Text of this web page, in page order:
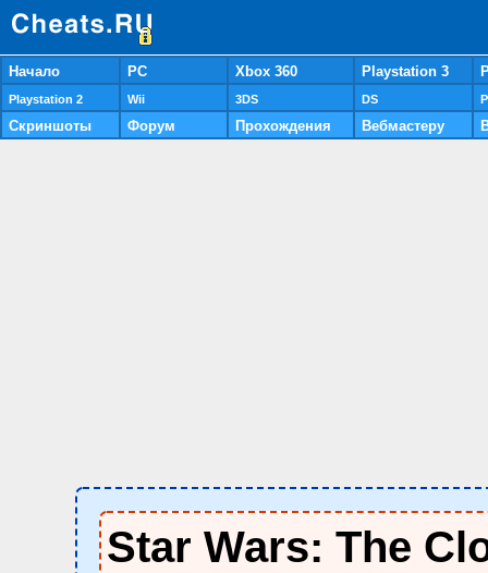
Начало PC Xbox 360 Playstation 3
Playstation 2 Wii 3DS DS
Скриншоты Форум Прохождения Вебмастеру
Star Wars: The